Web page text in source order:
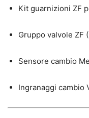
Kit guarnizioni ZF
Gruppo valvole ZF
Sensore cambio
Ingranaggi cambio